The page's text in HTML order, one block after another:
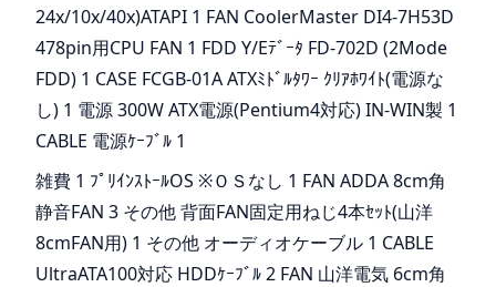
24x/10x/40x)ATAPI 1 FAN CoolerMaster DI4-7H53D
478pin用CPU FAN 1 FDD Y/Eﾃﾞｰﾀ FD-702D (2Mode
FDD) 1 CASE FCGB-01A ATXﾐﾄﾞﾙﾀﾜｰ ｸﾘｱﾎﾜｲﾄ(電源な
し) 1 電源 300W ATX電源(Pentium4対応) IN-WIN製 1
CABLE 電源ｹｰﾌﾞﾙ 1
雑費 1 ﾌﾟﾘｲﾝｽﾄｰﾙOS ※ＯＳなし 1 FAN ADDA 8cm角
静音FAN 3 その他 背面FAN固定用ねじ4本ｾｯﾄ(山洋
8cmFAN用) 1 その他 オーディオケーブル 1 CABLE
UltraATA100対応 HDDｹｰﾌﾞﾙ 2 FAN 山洋電気 6cm角